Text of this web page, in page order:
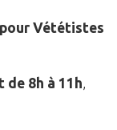
Vététistes
8h à 11h,